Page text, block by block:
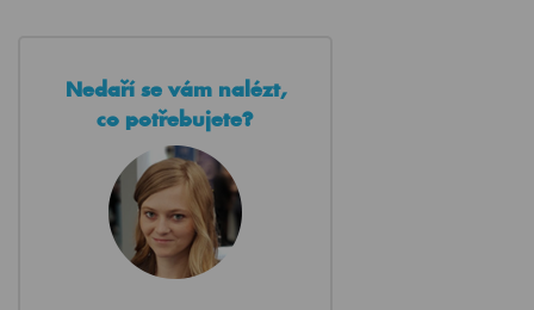
Nedaří se vám nalézt,
co potřebujete?